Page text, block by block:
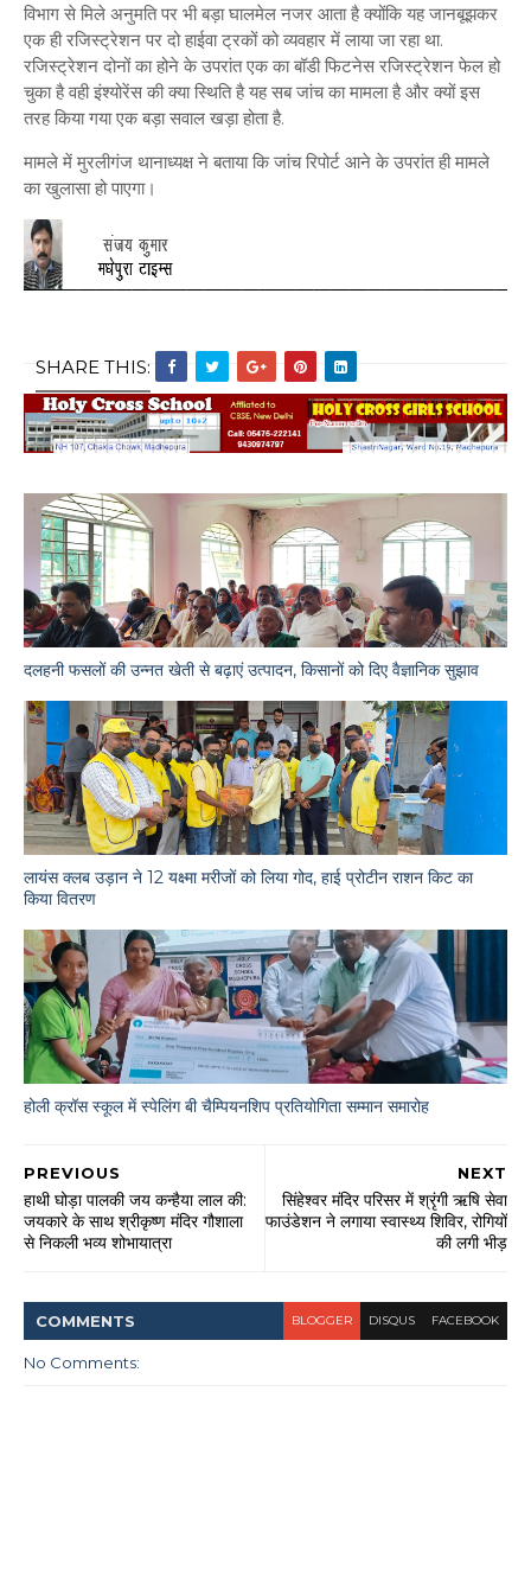
विभाग से मिले अनुमति पर भी बड़ा घालमेल नजर आता है क्योंकि यह जानबूझकर
एक ही रजिस्ट्रेशन पर दो हाईवा ट्रकों को व्यवहार में लाया जा रहा था.
रजिस्ट्रेशन दोनों का होने के उपरांत एक का बॉडी फिटनेस रजिस्ट्रेशन फेल हो
चुका है वही इंश्योरेंस की क्या स्थिति है यह सब जांच का मामला है और क्यों इस
तरह किया गया एक बड़ा सवाल खड़ा होता है.
मामले में मुरलीगंज थानाध्यक्ष ने बताया कि जांच रिपोर्ट आने के उपरांत ही मामले
का खुलासा हो पाएगा।
SHARE THIS:
दलहनी फसलों की उन्नत खेती से बढ़ाएं उत्पादन, किसानों को दिए वैज्ञानिक सुझाव
लायंस क्लब उड़ान ने 12 यक्ष्मा मरीजों को लिया गोद, हाई प्रोटीन राशन किट का
किया वितरण
होली क्रॉस स्कूल में स्पेलिंग बी चैम्पियनशिप प्रतियोगिता सम्मान समारोह
NEXT
सिंहेश्वर मंदिर परिसर में श्रृंगी ऋषि सेवा
फाउंडेशन ने लगाया स्वास्थ्य शिविर, रोगियों
की लगी भीड़
PREVIOUS
हाथी घोड़ा पालकी जय कन्हैया लाल की:
जयकारे के साथ श्रीकृष्ण मंदिर गौशाला
से निकली भव्य शोभायात्रा
COMMENTS BLOGGER DISQUS FACEBOOK
No Comments: